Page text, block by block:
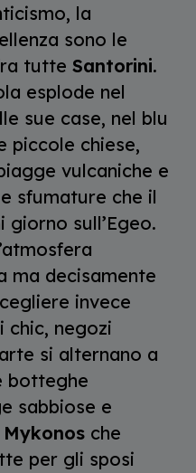
la
sono le
tutte Santorini.
esplode nel
sue case, nel blu
piccole chiese,
vulcaniche e
sfumature che il
sull’Egeo.
ma decisamente
invece
chic, negozi
si alternano a
botteghe
sabbiose e
Mykonosche
per gli sposi